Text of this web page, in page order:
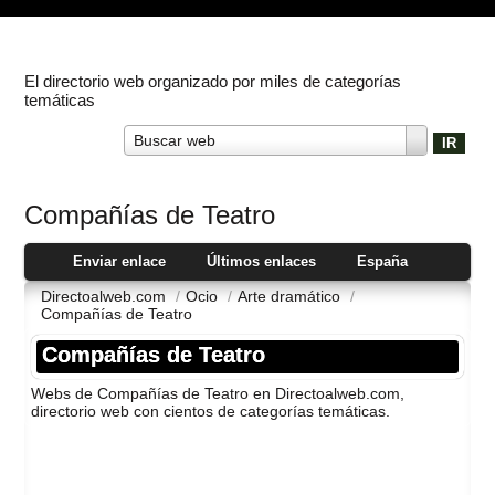
El directorio web organizado por miles de categorías
temáticas
Buscar web
Compañí­as de Teatro
Enviar enlace Últimos enlaces España
Directoalweb.com / Ocio / Arte dramático /
Compañí­as de Teatro
Compañí­as de Teatro
Webs de Compañí­as de Teatro en Directoalweb.com,
directorio web con cientos de categorí­as temáticas.